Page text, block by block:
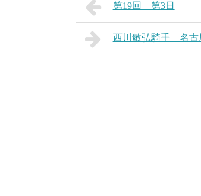
第19回 第3日
西川敏弘騎手 名古